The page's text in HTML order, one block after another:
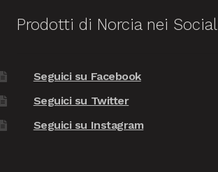
Prodotti di Norcia nei Social
Seguici su Facebook
Seguici su Twitter
Seguici su Instagram